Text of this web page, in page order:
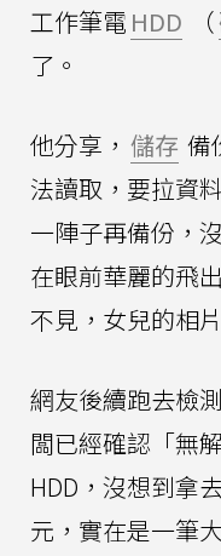
工作筆電 HDD （
了。
他分享， 儲存 備
法讀取，要拉資
一陣子再備份，
在眼前華麗的飛
不見，女兒的相
網友後續跑去檢
闆已經確認「無
HDD，沒想到拿
元，實在是一筆